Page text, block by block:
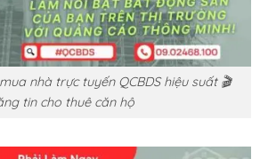
nhà trực tuyến QCBDS hiệu suất 🎬
tin cho thuê căn hộ